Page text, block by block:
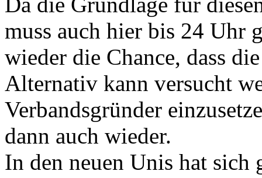
muss auch hier bis 24 Uhr
wieder die Chance, dass
Alternativ kann versucht
Verbandsgründer
dann auch wieder.
In den neuen Unis hat sich